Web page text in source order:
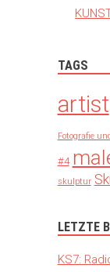
TAGS
artist
Fotografie
#4
skulptur
LETZTE
KS7: